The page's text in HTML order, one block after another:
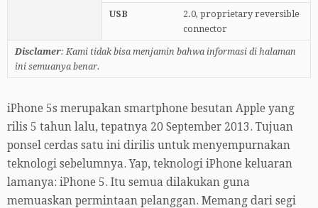
USB
2.0, proprietary reversible
connector
Disclamer: Kami tidak bisa menjamin bahwa informasi di halaman
ini semuanya benar.
iPhone 5s merupakan smartphone besutan Apple yang
rilis 5 tahun lalu, tepatnya 20 September 2013. Tujuan
ponsel cerdas satu ini dirilis untuk menyempurnakan
teknologi sebelumnya. Yap, teknologi iPhone keluaran
lamanya: iPhone 5. Itu semua dilakukan guna
memuaskan permintaan pelanggan. Memang dari segi